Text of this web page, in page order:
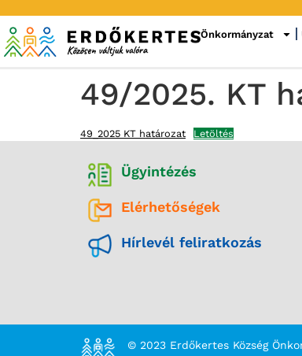
Önkormányzat
49/2025. KT
49_2025 KT határozat Letöltés
Ügyintézés
Elérhetőségek
Hírlevél feliratkozás
© 2023 Erdőkertes Község